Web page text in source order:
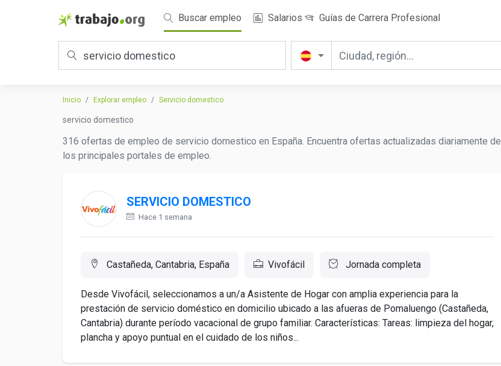
Buscar empleo Salarios Guías de Carrera Profesional
Inicio Explorar empleo Servicio domestico
servicio domestico
316 ofertas de empleo de servicio domestico en España. Encuentra ofertas actualizadas diariamente de
los principales portales de empleo.
SERVICIO DOMESTICO
Hace 1 semana
Castañeda, Cantabria, España Vivofácil Jornada completa
Desde Vivofácil, seleccionamos a un/a Asistente de Hogar con amplia experiencia para la
prestación de servicio doméstico en domicilio ubicado a las afueras de Pomaluengo (Castañeda,
Cantabria) durante período vacacional de grupo familiar. Características: Tareas: limpieza del hogar,
plancha y apoyo puntual en el cuidado de los niños...